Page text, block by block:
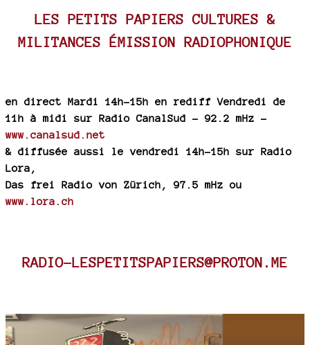
LES PETITS PAPIERS CULTURES &
MILITANCES ÉMISSION RADIOPHONIQUE
en direct Mardi 14h-15h en rediff Vendredi de
11h à midi sur Radio CanalSud - 92.2 mHz -
www.canalsud.net
& diffusée aussi le vendredi 14h-15h sur Radio
Lora,
Das frei Radio von Zürich, 97.5 mHz ou
www.lora.ch
RADIO-LESPETITSPAPIERS@PROTON.ME